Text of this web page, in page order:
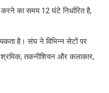
का समय 12 घंटे निर्धारित है,
है। संघ ने विभिन्न सेटों पर
श्रमिक, तकनीशियन और कलाकार,